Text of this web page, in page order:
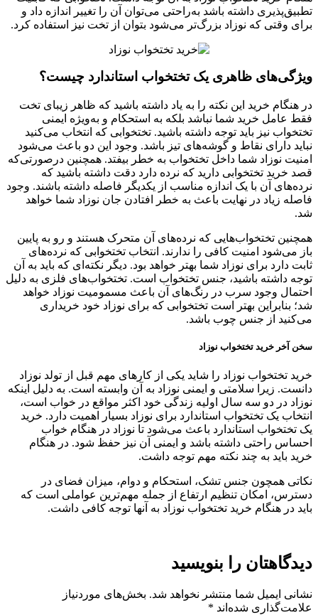
تطبیق‌پذیری داشته باشد به‌راحتی می‌توان آن را تغییر اندازه داد و
برای وقتی که نوزاد بزرگ‌تر می‌شود بتوان از تخت نیز استفاده کرد.
ویژگی‌های ظاهری یک تختخواب استاندارد چیست؟
در هنگام خرید این نکته را به یاد داشته باشید که ظاهر زیبای تخت
فقط عامل خرید شما نباشد بلکه به استحکام و به‌ویژه ایمنی
تختخواب نیز باید توجه داشته باشید. تختخوابی که انتخاب می‌کنید
نباید دارای نقاط و گوشه‌های تیز باشد. وجود این دو باعث می‌شود
امنیت نوزاد شما داخل تختخواب به خطر بیفتد. همچنین درصورتی‌که
قصد خرید تختخوابی دارید که نرده دارد دقت داشته باشید که
نرده‌های آن با یک اندازه مناسب از یکدیگر فاصله داشته باشند. وجود
فاصله زیاد در نهایت باعث به خطر افتادن جان نوزاد شما خواهد
شد.
همچنین تختخواب‌هایی که نرده‌های آن متحرک هستند و رو به پایین
باز می‌شود امنیت کافی را ندارند. انتخاب تختخوابی که نرده‌های
ثابت دارد برای نوزاد شما بهتر خواهد بود. دیگر نکته‌ای که باید به آن
توجه داشته باشید، جنس تختخواب است. تختخواب‌های فلزی به دلیل
احتمال وجود سرب در رنگ‌های آن باعث مسمومیت نوزاد خواهد
شد؛ بنابراین بهتر است تختخوابی که برای نوزاد خود خریداری
می‌کنید از جنس چوب باشد.
سخن آخر خرید تختخواب نوزاد
خرید تختخواب نوزاد را شاید یکی از کارهای مهم قبل از تولد نوزاد
دانست. زیرا سلامتی و ایمنی نوزاد به آن وابسته است. به دلیل اینکه
نوزاد در دو سه سال اولیه زندگی خود اکثر مواقع در خواب است،
انتخاب یک تختخواب استاندارد برای نوزاد بسیار اهمیت دارد. خرید
یک تختخواب استاندارد باعث می‌شود تا نوزاد در هنگام خواب
احساس راحتی داشته باشد و ایمنی آن نیز حفظ شود. در هنگام
خرید باید به چند نکته مهم توجه داشت.
نکاتی همچون جنس تشک، استحکام و دوام، میزان فضای در
دسترس، امکان تنظیم ارتفاع از جمله مهم‌ترین عواملی است که
باید در هنگام خرید تختخواب نوزاد به آنها توجه کافی داشت.
دیدگاهتان را بنویسید
نشانی ایمیل شما منتشر نخواهد شد. بخش‌های موردنیاز
علامت‌گذاری شده‌اند *